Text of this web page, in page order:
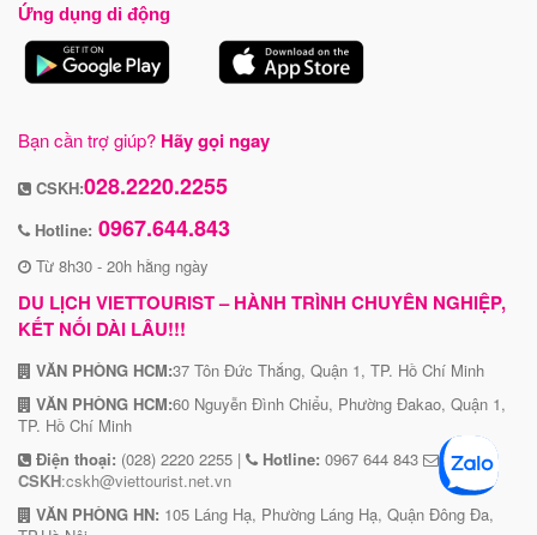
Ứng dụng di động
Bạn cần trợ giúp? Hãy gọi ngay
CSKH:028.2220.2255
Hotline: 0967.644.843
Từ 8h30 - 20h hằng ngày
DU LỊCH VIETTOURIST – HÀNH TRÌNH CHUYÊN NGHIỆP,
KẾT NỐI DÀI LÂU!!!
VĂN PHÒNG HCM:37 Tôn Đức Thắng, Quận 1, TP. Hồ Chí Minh
VĂN PHÒNG HCM:60 Nguyễn Đình Chiểu, Phường Đakao, Quận 1,
TP. Hồ Chí Minh
Điện thoại: (028) 2220 2255 | Hotline: 0967 644 843
CSKH:cskh@viettourist.net.vn
VĂN PHÒNG HN: 105 Láng Hạ, Phường Láng Hạ, Quận Đông Đa,